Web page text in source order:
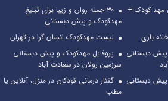
مهد کودک +
۳۰ جمله روان و زیبا برای تبلیغ
مهدکودک و پیش دبستانی
لیست مهدکودک انسان گرا در تهران
دبستانی
پروفایل مهدکودک و پیش دبستانی
سرزمین رولان در سعادت آباد
دبستانی
گفتار درمانی کودکان در منزل، آنلاین یا
مطب